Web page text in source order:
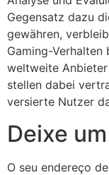
Gegensatz dazu
gewähren,
Gaming-
weltweite
stellen dabei
versierte Nutzer
Deixe
O seu endereço